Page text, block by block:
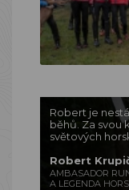
Robert je
běhů. Za svou
světových
Robert
AMBASADOR
A LEGENDA